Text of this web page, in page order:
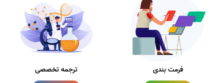
فرمت بندی ترجمه تخصصی